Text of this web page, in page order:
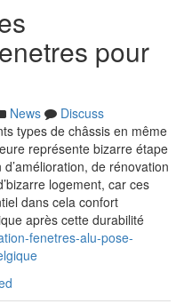
pour
News
Discuss
types de châssis en même
représente bizarre étape
de rénovation
logement, car ces
dans cela confort
après cette durabilité
fenetres-alu-pose-